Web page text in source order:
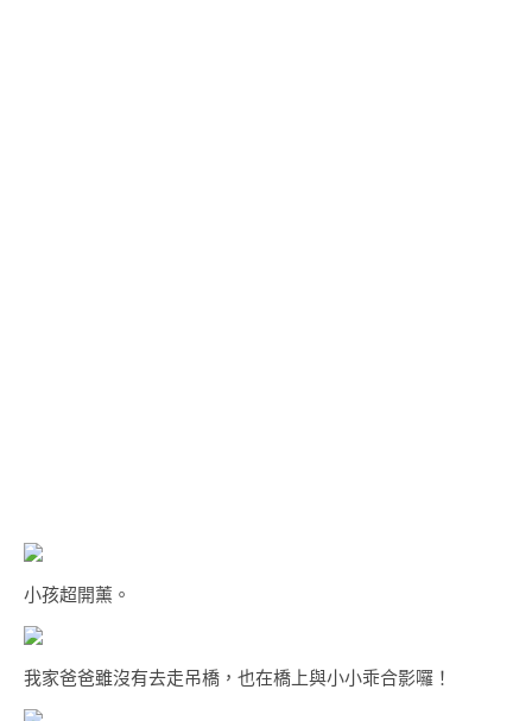
小孩超開薰。
我家爸爸雖沒有去走吊橋，也在橋上與小小乖合影囉！